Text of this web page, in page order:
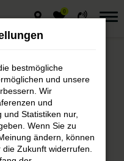
0
bestmögliche
und unsere
Wir
und
Statistiken nur,
Wenn Sie zu
ändern, können
Zukunft widerrufen.